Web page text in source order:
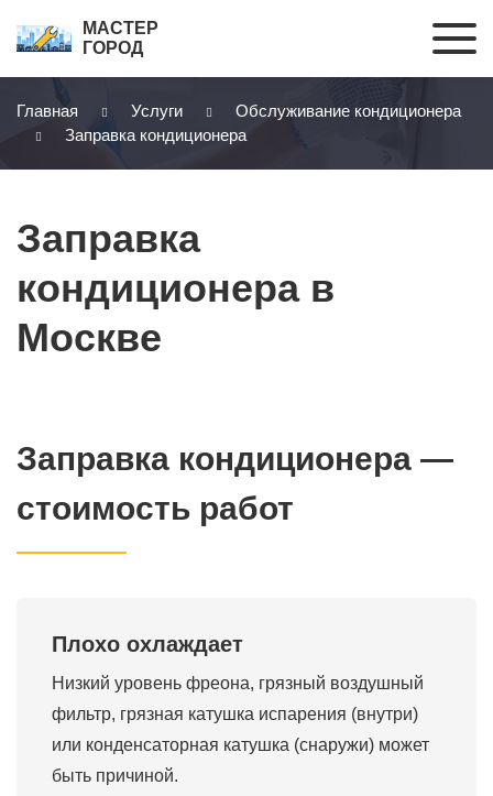
МАСТЕР
ГОРОД
Главная Услуги
Обслуживание кондиционера
Заправка кондиционера
Заправка
кондиционера в
Москве
Заправка кондиционера —
стоимость работ
Плохо охлаждает
Низкий уровень фреона, грязный воздушный
фильтр, грязная катушка испарения (внутри)
или конденсаторная катушка (снаружи) может
быть причиной.